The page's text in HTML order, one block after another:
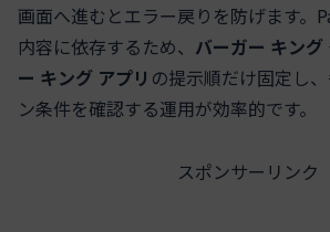
画面へ進むとエラー戻りを防げます。
内容に依存するため、 バーガー キング
ー キング アプリ の提示順だけ固定し
ン条件を確認する運用が効率的です。
スポンサーリンク